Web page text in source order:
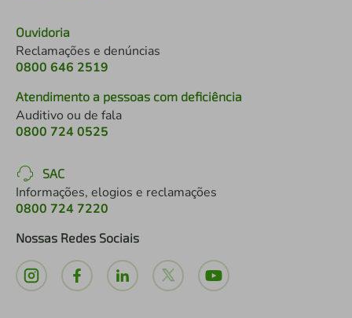
Ouvidoria
Reclamações e denúncias
0800 646 2519
Atendimento a pessoas com deficiência
Auditivo ou de fala
0800 724 0525
SAC
Informações, elogios e reclamações
0800 724 7220
Nossas Redes Sociais